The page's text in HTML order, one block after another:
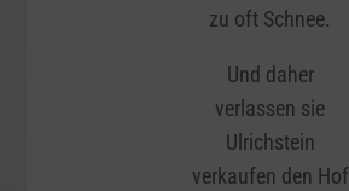
zu oft Schnee.
Und daher
verlassen sie
Ulrichstein
verkaufen den Hof